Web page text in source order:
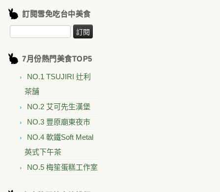
訂閱雪免吃台中美食
7月份熱門美食TOP5
NO.1 TSUJIRI 辻利
茶舗
NO.2 艾可先生漢堡
NO.3 豐原廟東夜市
NO.4 軟鐵Soft Metal
英式下午茶
NO.5 梅笙蛋糕工作室